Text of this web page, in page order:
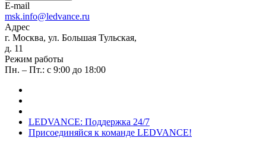
E-mail
msk.info@ledvance.ru
Адрес
г. Москва, ул. Большая Тульская,
д. 11
Режим работы
Пн. – Пт.: с 9:00 до 18:00
LEDVANCE: Поддержка 24/7
Присоединяйся к команде LEDVANCE!